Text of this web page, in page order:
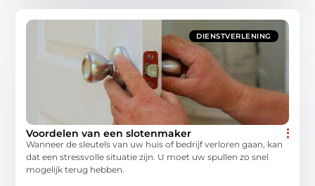
DIENSTVERLENING
Voordelen van een slotenmaker
Wanneer de sleutels van uw huis of bedrijf verloren gaan, kan
dat een stressvolle situatie zijn. U moet uw spullen zo snel
mogelijk terug hebben.